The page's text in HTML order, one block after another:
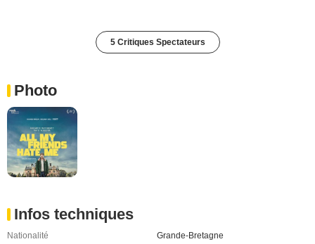
5 Critiques Spectateurs
Photo
Infos techniques
Nationalité
Grande-Bretagne